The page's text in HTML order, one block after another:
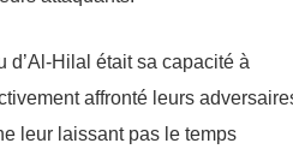
d’Al-Hilal était sa capacité à
affronté leurs
leur laissant pas le temps